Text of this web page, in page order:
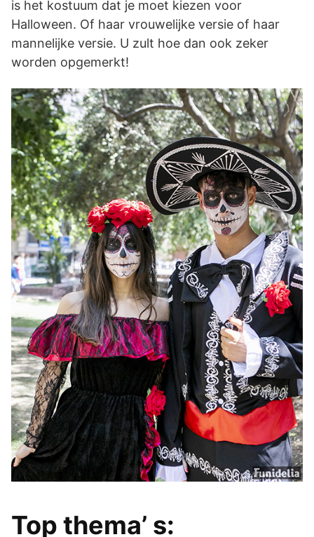
is het kostuum dat je moet kiezen voor
Halloween. Of haar vrouwelijke versie of haar
mannelijke versie. U zult hoe dan ook zeker
worden opgemerkt!
Top thema’ s: